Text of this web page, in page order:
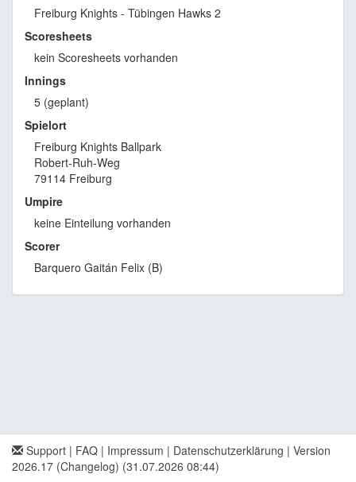
Freiburg Knights - Tübingen Hawks 2
Scoresheets
kein Scoresheets vorhanden
Innings
5 (geplant)
Spielort
Freiburg Knights Ballpark
Robert-Ruh-Weg
79114 Freiburg
Umpire
keine Einteilung vorhanden
Scorer
Barquero Gaitán Felix (B)
Support | FAQ | Impressum | Datenschutzerklärung | Version
2026.17 (Changelog) (31.07.2026 08:44)